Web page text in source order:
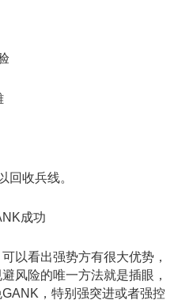
收兵线。
成功
看出强势方有很大优势，
风险的唯一方法就是插眼，
，特别强突进或者强控